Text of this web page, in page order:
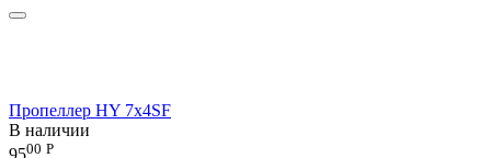
Пропеллер HY 7х4SF
В наличии
9500 Р